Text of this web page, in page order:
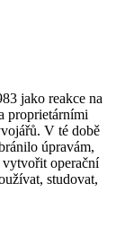
jako reakce na
proprietárními
V té době
úpravám,
operační
studovat,